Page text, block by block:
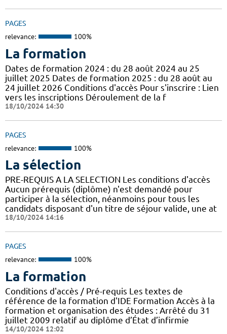
PAGES
relevance: 100%
La formation
Dates de formation 2024 : du 28 août 2024 au 25
juillet 2025 Dates de formation 2025 : du 28 août au
24 juillet 2026 Conditions d'accès Pour s'inscrire : Lien
vers les inscriptions Déroulement de la f
18/10/2024 14:30
PAGES
relevance: 100%
La sélection
PRE-REQUIS A LA SELECTION Les conditions d'accès
Aucun prérequis (diplôme) n'est demandé pour
participer à la sélection, néanmoins pour tous les
candidats disposant d'un titre de séjour valide, une at
18/10/2024 14:16
PAGES
relevance: 100%
La formation
Conditions d'accès / Pré-requis Les textes de
référence de la formation d'IDE Formation Accès à la
formation et organisation des études : Arrêté du 31
juillet 2009 relatif au diplôme d’État d’infirmie
14/10/2024 12:02